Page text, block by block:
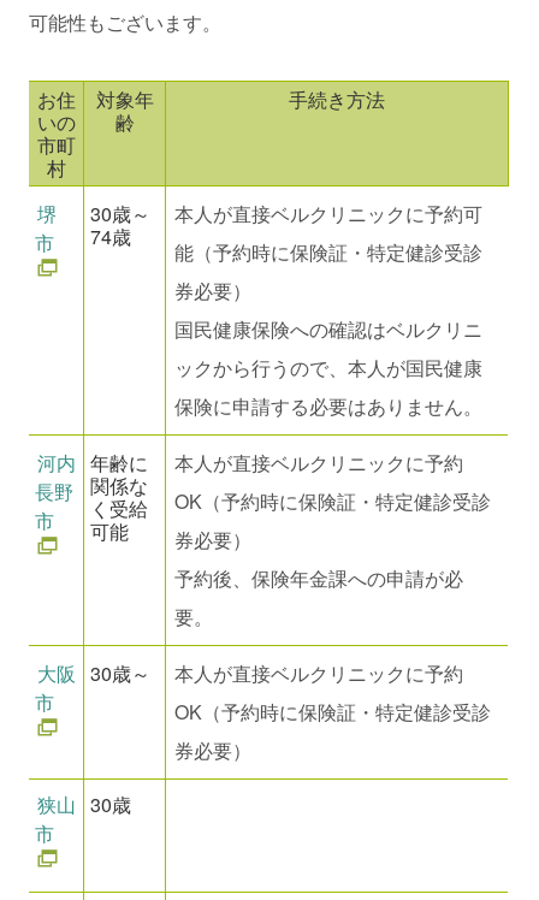
可能性もございます。
お住
いの
市町
村
対象年
齢
手続き方法
堺
市
30歳～
74歳
本人が直接ベルクリニックに予約可
能（予約時に保険証・特定健診受診
券必要）
国民健康保険への確認はベルクリニ
ックから行うので、本人が国民健康
保険に申請する必要はありません。
河内
長野
市
年齢に
関係な
く受給
可能
本人が直接ベルクリニックに予約
OK（予約時に保険証・特定健診受診
券必要）
予約後、保険年金課への申請が必
要。
大阪
市
30歳～
本人が直接ベルクリニックに予約
OK（予約時に保険証・特定健診受診
券必要）
狭山
市
30歳